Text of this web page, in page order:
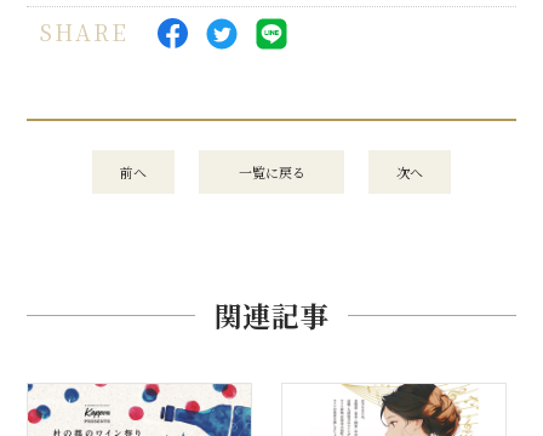
SHARE
前へ 一覧に戻る 次へ
関連記事